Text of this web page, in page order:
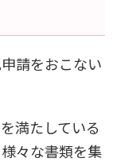
請をおこない
満たしている
々な書類を集